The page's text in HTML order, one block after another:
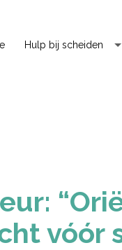
Hulp bij scheiden
vóór